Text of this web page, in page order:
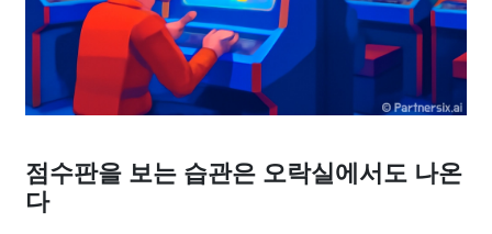
점수판을 보는 습관은 오락실에서도 나온
다